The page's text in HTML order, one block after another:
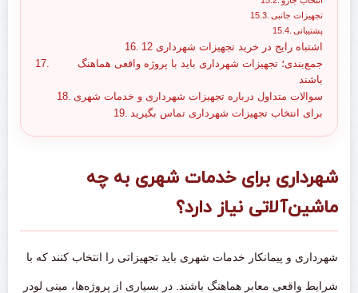
تجهیزات جانبی
پشتیبانی
12 اشتباه رایج در خرید تجهیزات شهرداری
جمع‌بندی؛ تجهیزات شهرداری باید با پروژه واقعی هماهنگ
باشند
سوالات متداول درباره تجهیزات شهرداری و خدمات شهری
برای انتخاب تجهیزات شهرداری تماس بگیرید
شهرداری برای خدمات شهری به چه
ماشین‌آلاتی نیاز دارد؟
شهرداری و پیمانکار خدمات شهری باید تجهیزاتی را انتخاب کنند که با
شرایط واقعی معابر هماهنگ باشند. در بسیاری از پروژه‌ها، مینی لودر